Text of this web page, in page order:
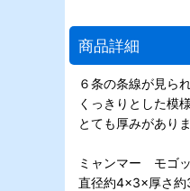
商品詳細
６条の条線が見ら
くっきりとした模
とても厚みがありま
ミャンマー モゴ
直径約4×3×厚さ